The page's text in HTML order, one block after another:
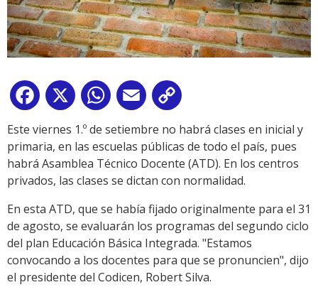
Facebook
X WhatsApp
Email
Link
Este viernes 1.º de setiembre no habrá clases en inicial y
primaria, en las escuelas públicas de todo el país, pues
habrá Asamblea Técnico Docente (ATD). En los centros
privados, las clases se dictan con normalidad.
En esta ATD, que se había fijado originalmente para el 31
de agosto, se evaluarán los programas del segundo ciclo
del plan Educación Básica Integrada. "Estamos
convocando a los docentes para que se pronuncien", dijo
el presidente del Codicen, Robert Silva.